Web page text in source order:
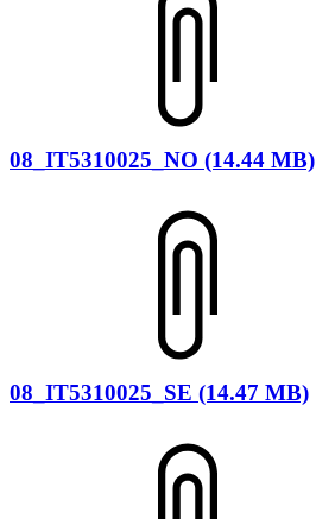
08_IT5310025_NO (14.44 MB)
08_IT5310025_SE (14.47 MB)